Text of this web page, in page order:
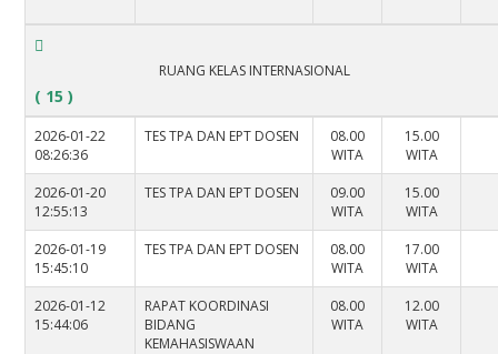
RUANG KELAS INTERNASIONAL
( 15 )
2026-01-22
08:26:36
TES TPA DAN EPT DOSEN
08.00
WITA
15.00
WITA
2026-01-20
12:55:13
TES TPA DAN EPT DOSEN
09.00
WITA
15.00
WITA
2026-01-19
15:45:10
TES TPA DAN EPT DOSEN
08.00
WITA
17.00
WITA
2026-01-12
15:44:06
RAPAT KOORDINASI
BIDANG
KEMAHASISWAAN
08.00
WITA
12.00
WITA